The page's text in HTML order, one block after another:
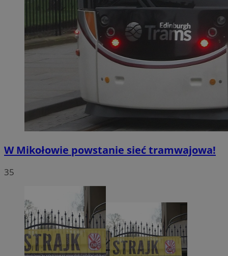
W Mikołowie powstanie sieć tramwajowa!
35